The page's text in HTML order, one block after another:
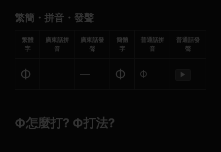
繁簡・拼音・發聲
繁體
字
廣東話拼
音
廣東話發
聲
簡體
字
普通話拼
音
普通話發
聲
Ф — Ф Ф ▶
Ф怎麼打? Ф打法?